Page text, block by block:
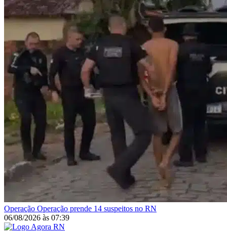
Operação Operação prende 14 suspeitos no RN
06/08/2026 às 07:39